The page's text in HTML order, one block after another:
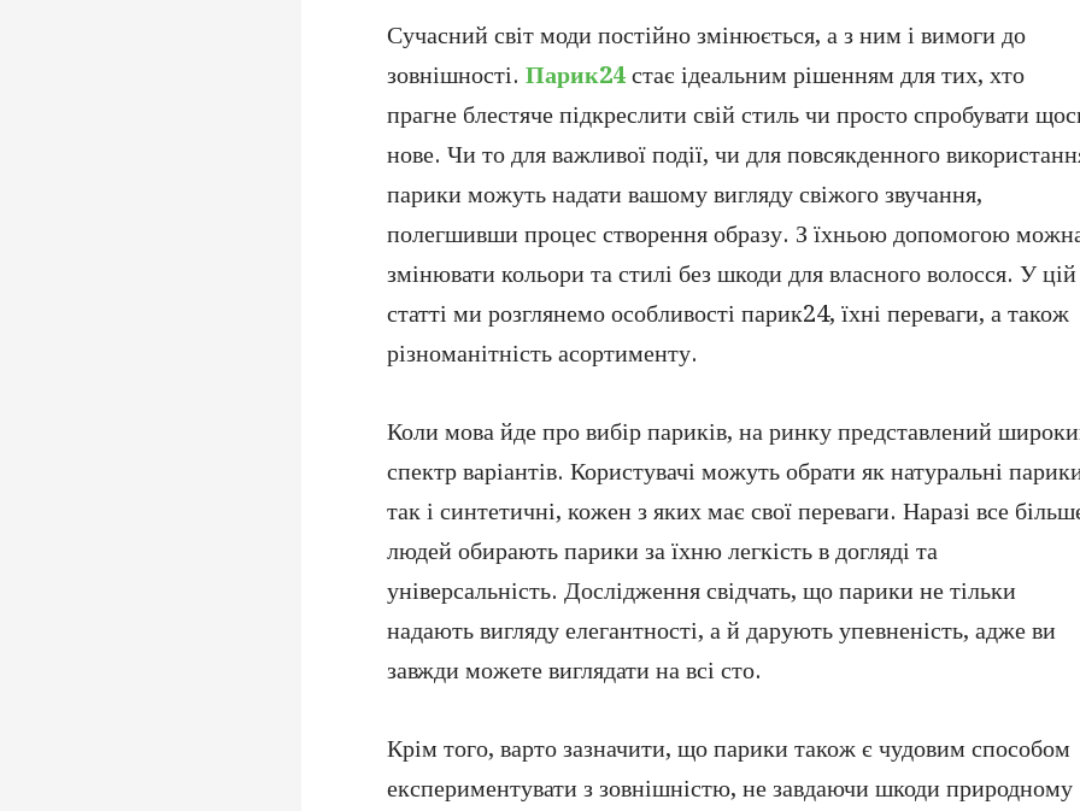
Сучасний світ моди постійно змінюється, а з ним і вимоги до
зовнішності. Парик24 стає ідеальним рішенням для тих, хто
прагне блестяче підкреслити свій стиль чи просто спробувати
нове. Чи то для важливої події, чи для повсякденного
парики можуть надати вашому вигляду свіжого звучання,
полегшивши процес створення образу. З їхньою допомогою
змінювати кольори та стилі без шкоди для власного волосся. У цій
статті ми розглянемо особливості парик24, їхні переваги, а також
різноманітність асортименту.
Коли мова йде про вибір париків, на ринку представлений
спектр варіантів. Користувачі можуть обрати як натуральні
так і синтетичні, кожен з яких має свої переваги. Наразі все
людей обирають парики за їхню легкість в догляді та
універсальність. Дослідження свідчать, що парики не тільки
надають вигляду елегантності, а й дарують упевненість, адже ви
завжди можете виглядати на всі сто.
Крім того, варто зазначити, що парики також є чудовим способом
експериментувати з зовнішністю, не завдаючи шкоди природному